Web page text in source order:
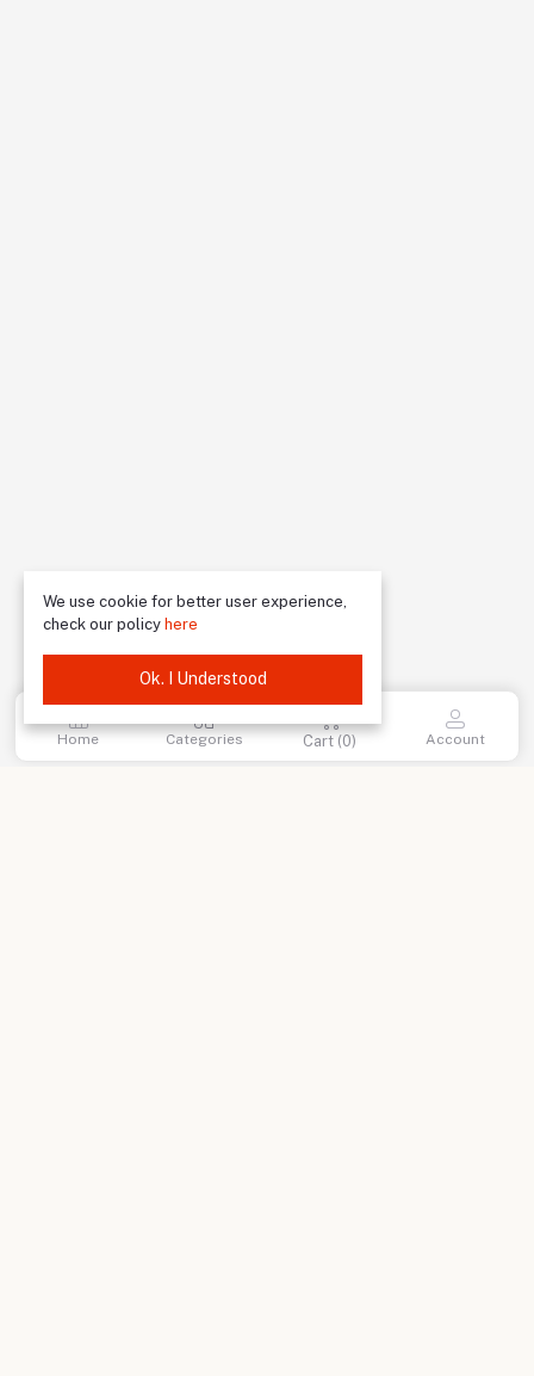
Home Categories Cart (0) Account
We use cookie for better user experience,
check our policy here
Ok. I Understood